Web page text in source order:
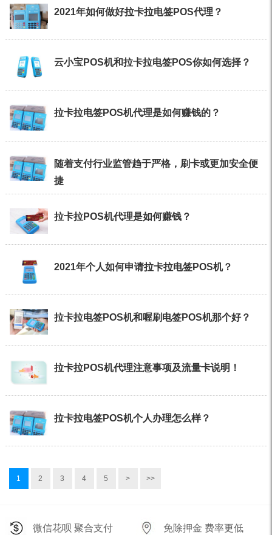
2021年如何做好拉卡拉电签POS代理？
云小宝POS机和拉卡拉电签POS你如何选择？
拉卡拉电签POS机代理是如何赚钱的？
随着支付行业监管趋于严格，刷卡或更加安全便
捷
拉卡拉POS机代理是如何赚钱？
2021年个人如何申请拉卡拉电签POS机？
拉卡拉电签POS机和喔刷电签POS机那个好？
拉卡拉POS机代理注意事项及流量卡说明！
拉卡拉电签POS机个人办理怎么样？
1 2 3 4 5 > >>
微信花呗 聚合支付 免除押金 费率更低